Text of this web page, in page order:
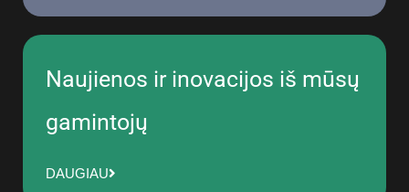
Naujienos ir inovacijos iš mūsų
gamintojų
DAUGIAU